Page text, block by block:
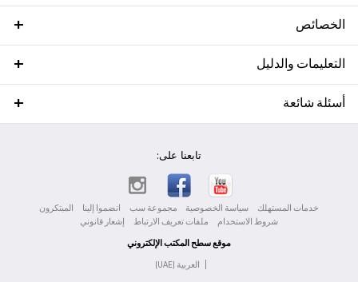
الخصائص
التعليمات والدليل
أسئلة شائعة
تابعنا على:
خدمات المستهلك سياسة الخصوصية مجموعة سب انضموا إلينا
المبتكرون
شروط الاستخدام
ملفات تعريف الارتباط إشعار قانوني
موقع سطح المكتب الإلكتروني
العربية (UAE)